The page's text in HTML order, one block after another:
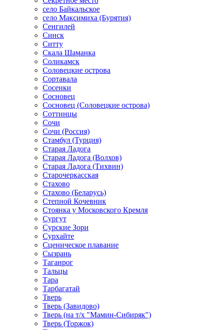
село Байкальское
село Максимиха (Бурятия)
Сенгилей
Синск
Ситту
Скала Шаманка
Соликамск
Соловецкие острова
Сортавала
Сосенки
Сосновец
Сосновец (Соловецкие острова)
Соттинцы
Сочи
Сочи (Россия)
Стамбул (Турция)
Старая Ладога
Старая Ладога (Волхов)
Старая Ладога (Тихвин)
Старочеркасская
Стахово
Стахово (Беларусь)
Степной Кочевник
Стоянка у Московского Кремля
Сургут
Сурские Зори
Сурхайте
Сценическое плавание
Сызрань
Таганрог
Тальцы
Тара
Тарбагатай
Тверь
Тверь (Завидово)
Тверь (на т/х "Мамин-Сибиряк")
Тверь (Торжок)